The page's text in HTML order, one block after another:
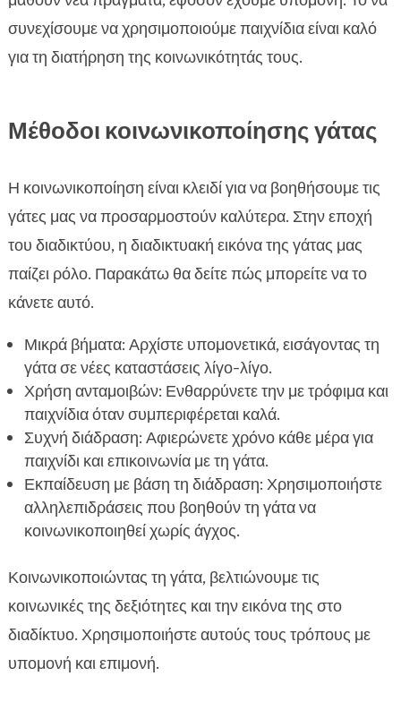
συνεχίσουμε να χρησιμοποιούμε παιχνίδια είναι καλό
για τη διατήρηση της κοινωνικότητάς τους.
Μέθοδοι κοινωνικοποίησης γάτας
Η κοινωνικοποίηση είναι κλειδί για να βοηθήσουμε τις
γάτες μας να προσαρμοστούν καλύτερα. Στην εποχή
του διαδικτύου, η διαδικτυακή εικόνα της γάτας μας
παίζει ρόλο. Παρακάτω θα δείτε πώς μπορείτε να το
κάνετε αυτό.
Μικρά βήματα: Αρχίστε υπομονετικά, εισάγοντας τη
γάτα σε νέες καταστάσεις λίγο-λίγο.
Χρήση ανταμοιβών: Ενθαρρύνετε την με τρόφιμα και
παιχνίδια όταν συμπεριφέρεται καλά.
Συχνή διάδραση: Αφιερώνετε χρόνο κάθε μέρα για
παιχνίδι και επικοινωνία με τη γάτα.
Εκπαίδευση με βάση τη διάδραση: Χρησιμοποιήστε
αλληλεπιδράσεις που βοηθούν τη γάτα να
κοινωνικοποιηθεί χωρίς άγχος.
Κοινωνικοποιώντας τη γάτα, βελτιώνουμε τις
κοινωνικές της δεξιότητες και την εικόνα της στο
διαδίκτυο. Χρησιμοποιήστε αυτούς τους τρόπους με
υπομονή και επιμονή.